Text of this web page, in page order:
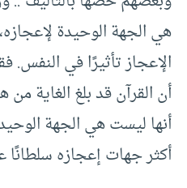
هي الجهة الوحيدة
الإعجاز تأثيرًا في النفس.
أن القرآن قد بلغ الغاية من
أنها ليست هي الجهة
أكثر جهات إعجازه سلطانًا